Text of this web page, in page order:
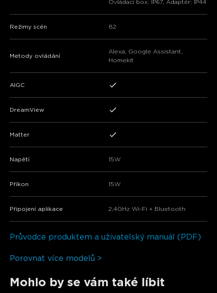
Ovládací box: IP67, Adaptér: IP44
Režimy scén 82
Metody ovládání
Alexa, Google Assistant,
Homekit
AIGC
DreamView
Matter
Napětí 15W
Příkon 15W
Připojení aplikace 2,4GHz Wi-Fi + Bluetooth
Průvodce produktem a uživatelský manuál (PDF)
Porovnat více modelů >
Mohlo by se vám také líbit